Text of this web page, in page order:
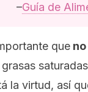
–Guía de
que
la virtud, así